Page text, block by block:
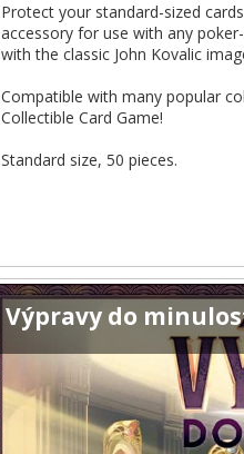
Protect your standard-sized
accessory for use with any
with the classic John Kovalic
Compatible with many popular
Collectible Card Game!
Standard size, 50 pieces.
Výpravy do